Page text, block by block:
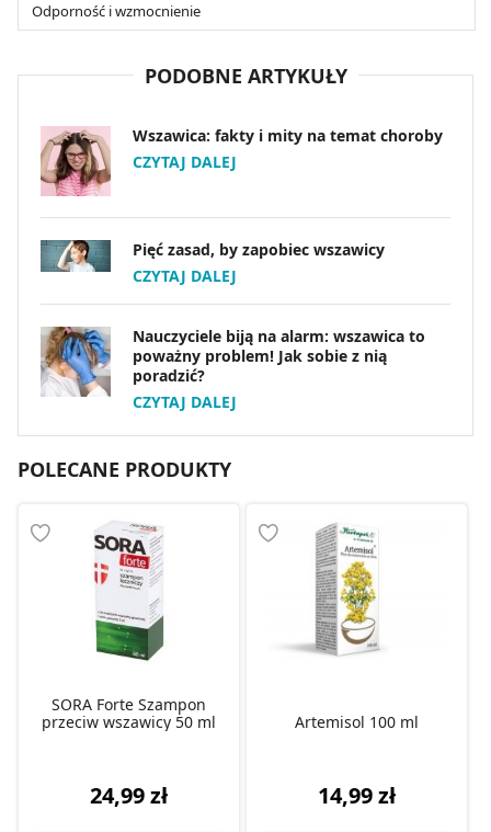
Odporność i wzmocnienie
PODOBNE ARTYKUŁY
Wszawica: fakty i mity na temat choroby
CZYTAJ DALEJ
Pięć zasad, by zapobiec wszawicy
CZYTAJ DALEJ
Nauczyciele biją na alarm: wszawica to
poważny problem! Jak sobie z nią
poradzić?
CZYTAJ DALEJ
POLECANE PRODUKTY
SORA Forte Szampon
przeciw wszawicy 50 ml
24,99 zł
Artemisol 100 ml
14,99 zł